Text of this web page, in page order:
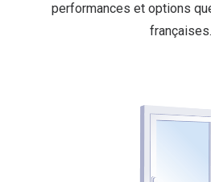
performances et options
françaises.